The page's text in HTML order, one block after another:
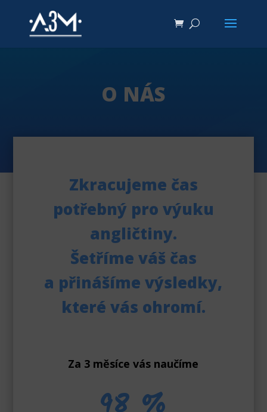
O NÁS
Zkracujeme čas
potřebný pro výuku
angličtiny.
Šetříme váš čas
a přinášíme výsledky,
které vás ohromí.
Za 3 měsíce vás naučíme